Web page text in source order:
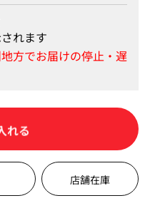
れます
れる
店舗在庫